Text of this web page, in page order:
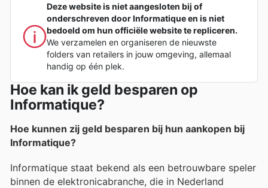
Deze website is niet aangesloten bij of
onderschreven door Informatique en is niet
bedoeld om hun officiële website te repliceren.
We verzamelen en organiseren de nieuwste
folders van retailers in jouw omgeving, allemaal
handig op één plek.
Hoe kan ik geld besparen op
Informatique?
Hoe kunnen zij geld besparen bij hun aankopen bij
Informatique?
Informatique staat bekend als een betrouwbare speler
binnen de elektronicabranche, die in Nederland